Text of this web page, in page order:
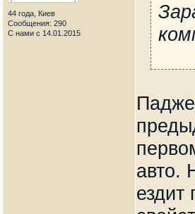
44 года, Киев
Сообщения: 290
С нами с 14.01.2015
авто.
ездит